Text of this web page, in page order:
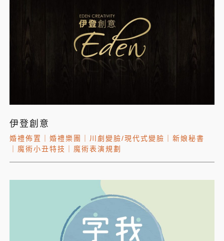
伊登創意
婚禮佈置 婚禮樂團 川劇變臉/現代式變臉
新娘秘書
魔術小丑特技 魔術表演規劃